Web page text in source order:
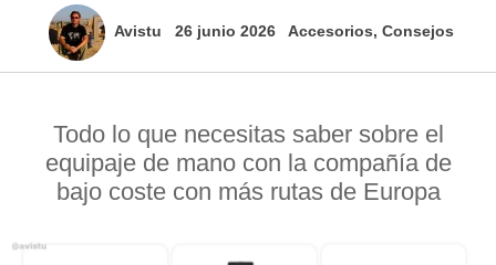
Avistu 26 junio 2026 Accesorios, Consejos
Todo lo que necesitas saber sobre el
equipaje de mano con la compañía de
bajo coste con más rutas de Europa